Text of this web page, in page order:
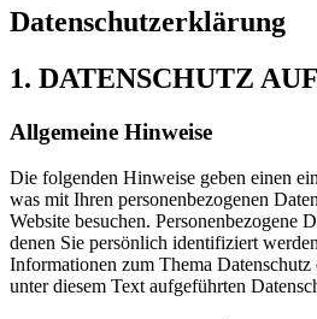
Datenschutzerklärung
1. DATENSCHUTZ
Allgemeine Hinweise
Die folgenden Hinweise geben einen
was mit Ihren personenbezogenen
Website besuchen. Personenbezogene
denen Sie persönlich identifiziert
Informationen zum Thema Datenschutz
unter diesem Text aufgeführten